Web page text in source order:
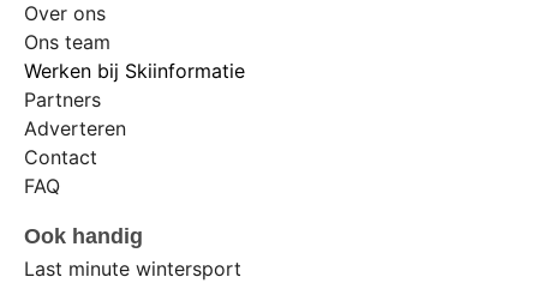
Over ons
Ons team
Werken bij Skiinformatie
Partners
Adverteren
Contact
FAQ
Ook handig
Last minute wintersport